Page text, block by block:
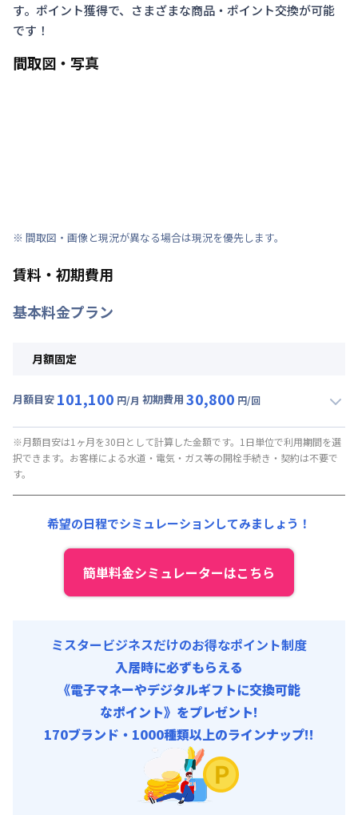
す。ポイント獲得で、さまざまな商品・ポイント交換が可能
です！
間取図・写真
※ 間取図・画像と現況が異なる場合は現況を優先します。
賃料・初期費用
基本料金プラン
月額固定
月額目安 101,100 円/月 初期費用 30,800 円/回
月額賃料目安(30日利用)
賃料 : 78,000円/月 (2,600円/日)
光熱費他 :
初期費用
契約事務手数料 : 10,000円/回 (税抜)
※月額目安は1ヶ月を30日として計算した金額です。1日単位で利用期間を選
択できます。お客様による水道・電気・ガス等の開栓手続き・契約は不要で
す。
希望の日程でシミュレーションしてみましょう！
簡単料金シミュレーターはこちら
ミスタービジネスだけのお得なポイント制度
入居時に必ずもらえる
《電子マネーやデジタルギフトに交換可能
なポイント》をプレゼント!
170ブランド・1000種類以上のラインナップ!!